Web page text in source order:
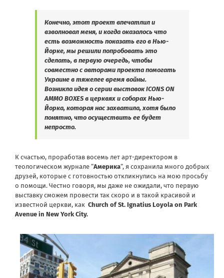
Конечно, этот проект впечатлил и
взволновал меня, и когда оказалось что
есть возможность показать его в Нью-
Йорке, мы решили попробовать это
сделать, в первую очередь, чтобы
совместно с авторами проекта помогать
Украине в тяжелее время войны.
Возникла идея о серии выставок ICONS ON
AMMO BOXES в церквях и соборах Нью-
Йорка, которая нас захватила, хотя было
понятно, что осуществить ее будет
непросто.
К счастью, проработав восемь лет арт-директором в
теологическом журнале “Америка“, я сохранила много добрых
друзей, которые с готовностью откликнулись на мою просьбу
о помощи. Честно говоря, мы даже не ожидали, что первую
выставку сможем провести так скоро и в такой красивой и
известной церкви, как Church of St. Ignatius Loyola on Park
Avenue in New York City.